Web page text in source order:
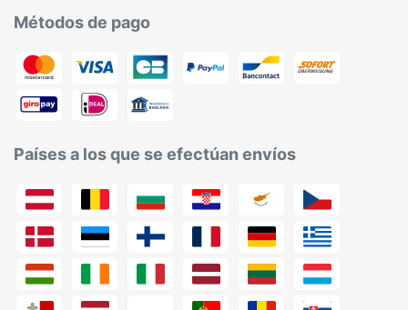
Métodos de pago
Países a los que se efectúan envíos